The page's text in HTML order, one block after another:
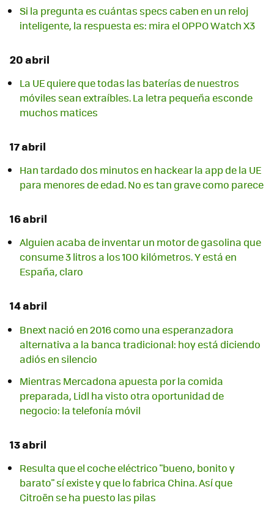
Si la pregunta es cuántas specs caben en un reloj
inteligente, la respuesta es: mira el OPPO Watch X3
20 abril
La UE quiere que todas las baterías de nuestros
móviles sean extraíbles. La letra pequeña esconde
muchos matices
17 abril
Han tardado dos minutos en hackear la app de la UE
para menores de edad. No es tan grave como parece
16 abril
Alguien acaba de inventar un motor de gasolina que
consume 3 litros a los 100 kilómetros. Y está en
España, claro
14 abril
Bnext nació en 2016 como una esperanzadora
alternativa a la banca tradicional: hoy está diciendo
adiós en silencio
Mientras Mercadona apuesta por la comida
preparada, Lidl ha visto otra oportunidad de
negocio: la telefonía móvil
13 abril
Resulta que el coche eléctrico "bueno, bonito y
barato" sí existe y que lo fabrica China. Así que
Citroën se ha puesto las pilas